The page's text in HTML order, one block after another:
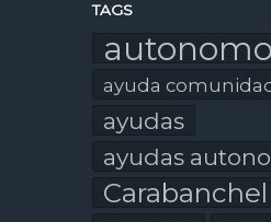
TAGS
ayuda
ayudas
ayudas
Carabanchel